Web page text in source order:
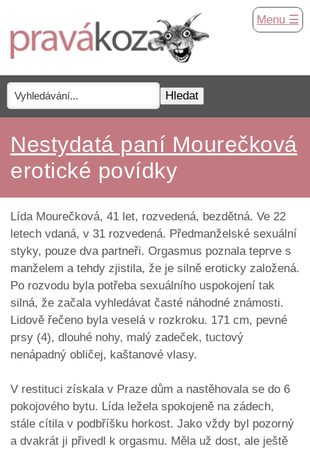
Menu ☰
Nestydatá paní Mourečková
erotické povídky
Lída Mourečková, 41 let, rozvedená, bezdětná. Ve 22
letech vdaná, v 31 rozvedená. Předmanželské sexuální
styky, pouze dva partneři. Orgasmus poznala teprve s
manželem a tehdy zjistila, že je silně eroticky založená.
Po rozvodu byla potřeba sexuálního uspokojení tak
silná, že začala vyhledávat časté náhodné známosti.
Lidově řečeno byla veselá v rozkroku. 171 cm, pevné
prsy (4), dlouhé nohy, malý zadeček, tuctový
nenápadný obličej, kaštanové vlasy.
V restituci získala v Praze dům a nastěhovala se do 6
pokojového bytu. Lída ležela spokojeně na zádech,
stále cítila v podbříšku horkost. Jako vždy byl pozorný
a dvakrát ji přivedl k orgasmu. Měla už dost, ale ještě